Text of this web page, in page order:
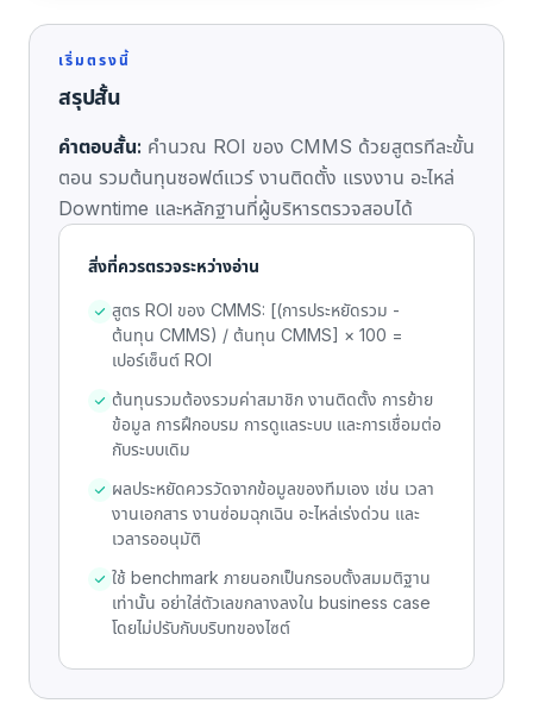
เริ่มตรงนี้
สรุปสั้น
คำตอบสั้น: คำนวณ ROI ของ CMMS ด้วยสูตรทีละขั้น
ตอน รวมต้นทุนซอฟต์แวร์ งานติดตั้ง แรงงาน อะไหล่
Downtime และหลักฐานที่ผู้บริหารตรวจสอบได้
สิ่งที่ควรตรวจระหว่างอ่าน
สูตร ROI ของ CMMS: [(การประหยัดรวม -
ต้นทุน CMMS) / ต้นทุน CMMS] × 100 =
เปอร์เซ็นต์ ROI
ต้นทุนรวมต้องรวมค่าสมาชิก งานติดตั้ง การย้าย
ข้อมูล การฝึกอบรม การดูแลระบบ และการเชื่อมต่อ
กับระบบเดิม
ผลประหยัดควรวัดจากข้อมูลของทีมเอง เช่น เวลา
งานเอกสาร งานซ่อมฉุกเฉิน อะไหล่เร่งด่วน และ
เวลารออนุมัติ
ใช้ benchmark ภายนอกเป็นกรอบตั้งสมมติฐาน
เท่านั้น อย่าใส่ตัวเลขกลางลงใน business case
โดยไม่ปรับกับบริบทของไซต์